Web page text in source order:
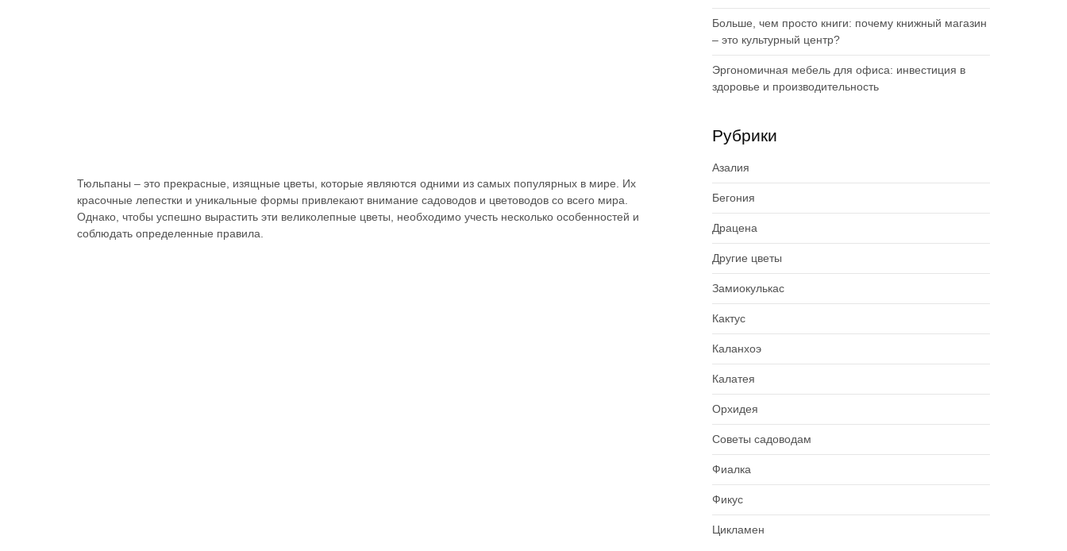
Тюльпаны – это прекрасные, изящные цветы, которые являются одними из самых популярных в мире. Их
красочные лепестки и уникальные формы привлекают внимание садоводов и цветоводов со всего мира.
Однако, чтобы успешно вырастить эти великолепные цветы, необходимо учесть несколько особенностей и
соблюдать определенные правила.
Больше, чем просто книги: почему книжный магазин
– это культурный центр?
Эргономичная мебель для офиса: инвестиция в
здоровье и производительность
Рубрики
Азалия
Бегония
Драцена
Другие цветы
Замиокулькас
Кактус
Каланхоэ
Калатея
Орхидея
Советы садоводам
Фиалка
Фикус
Цикламен